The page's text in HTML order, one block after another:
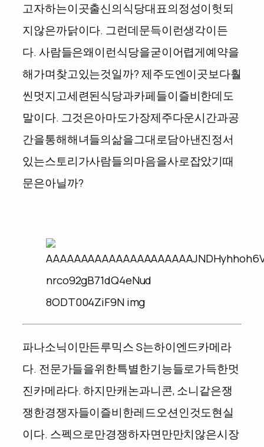
고자하는이곳출신의식당대표의정성이헛되
지않은까닭이다. 그런데문득이런생각이든
다. 사람들은왜이런식당을굳이어렵게예약을
해가며찾고있는것일까?제주도엔이곳보다훨
씬멋지고세련된식당과카페들이즐비한데도
말이다. 그것은아마도가장제주다운시간과공
간을통해해녀들의삶을그대로담아낸진정서
있는스토리가사람들의마음을사로잡았기때
문은아닐까?
파나소닉이만든루믹스S는하이엔드카메라
다. 전문가들을위한특별한기능들로가득한멋
진카메라다.하지만캐논과니콘,소니같은쟁
쟁한경쟁자들이즐비한레드오션인것도현실
이다. 스펙으로만경쟁하자면만만치않은시장